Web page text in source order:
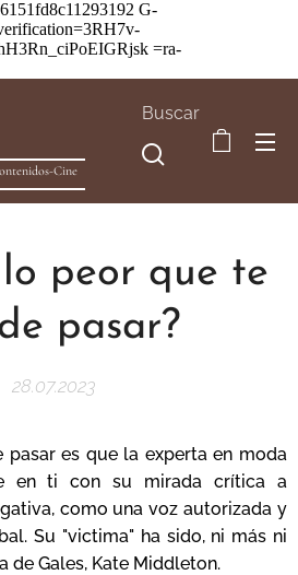
G-
=ra-
Cine
Buscar
peor que te
pasar?
28.07.2023
pasar es que la experta en moda
en ti con su mirada crítica a
como una voz autorizada y
Su "victima" ha sido, ni más ni
de Gales, Kate Middleton.